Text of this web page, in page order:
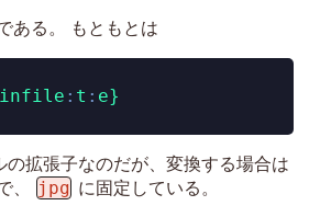
ある。 もともとは
: t : e}
の拡張子なのだが、変換する場合は
、
jpg に固定している。